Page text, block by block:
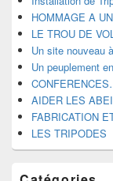
barre
latéraleHOMMAGE A
LE TROU DE
Un site nouveau
Un peuplement
AIDER LES
FABRICATION
LES TRIPODES